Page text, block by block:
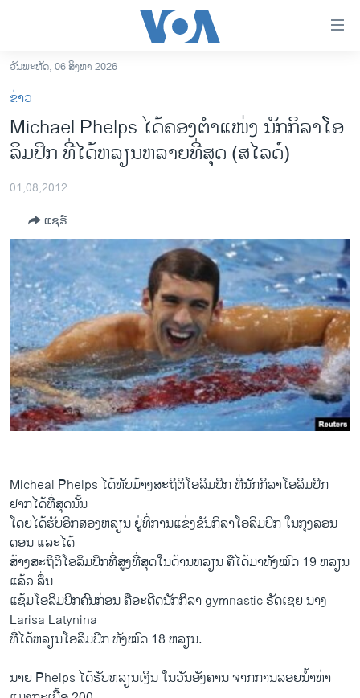
ເຂົ້າ
ຫາ
ຂ້າມ
ຂ້າມ
ຫາ
ອາເມຣິກາ
ການເລືອກຕັ້ງ ປະທານາທີບໍດີ ສະຫະລັດ 2024
ຂ່າວ​ຈີນ
ໂລກ
ເອເຊຍ
ອິດສະຫຼະພາບດ້ານການຂ່າວ
ຊີວິດຊາວລາວ
ຊຸມຊົນຊາວລາວ
ວິທະຍາສາດ-ເທັກໂນໂລຈີ
ທຸລະກິດ
ພາສາອັງກິດ
ສຽງ
ລາຍການກະຈາຍສຽງ
ລາຍງານ
ຕິດຕາມພວກເຮົາ ທີ່
ພາສາຕ່າງໆ
ວັນພະຫັດ, 06 ສິງຫາ 2026
ຂ່າວ
Michael Phelps ໄດ້ຄອງຕໍາແໜ່ງ ນັກກິລາໂອ
ລິມປິກ ທີ່ໄດ້ຫລຽນຫລາຍທີ່ສຸດ (ສໄລດ໌)
01,08,2012
ແຊຣ໌
Micheal Phelps ​ໄດ້​ທັບ​ມ້າງສະຖິຕິໂອ​ລິ​ມປິກ​ ທີ່​ນັກ​ກິລາໂອລິມປິກ​
ຢາກ​ໄດ້​ທີ່​ສຸ​ດນັ້ນ
ໂດຍ​ໄດ້​ຮັບ​ອີກ​ສອງ​ຫລຽນ ຢູ່ທີ່​ການ​ແຂ່ງຂັນ​ກິລາ​ໂອ​ລິ​ມປິກ ໃນ​ກຸງ​ລອນ​
ດອນ ​ແລະ​ໄດ້​
ສ້າງ​ສະຖິຕິ​ໂອ​ລິ​ມປິກ​ທີ່​ສູງທີ່ສຸດໃນ​ດ້ານ​ຫລຽນ ຄື​ໄດ້​ມາ​ທັງ​ໝົດ​ 19 ຫລຽນ​
ແລ້ວ ລື່ນ
​ແຊ້ມ​ໂອ​ລິ​ມປິກ​ຄົນ​ກ່ອນ ຄືອ​ະດີດ​ນັກ​ກິລາ gymnastic ຣັດ​ເຊຍ ນາງ
Larisa Latynina
ທີ່ໄດ້​ຫລຽນໂອ​ລິ​ມປິກ ທັງ​ໝົດ 18 ຫລຽນ.
ນາຍ Phelps ​ໄດ້​ຮັບ​ຫລຽນ​ເງິນ ​ໃນ​ວັນ​ອັງຄານ ຈາກ​ການ​ລອຍ​ນໍ້າ​ທ່າ